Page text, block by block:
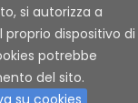
si autorizza a
dispositivo di
potrebbe
del sito.
su cookies
Reserved